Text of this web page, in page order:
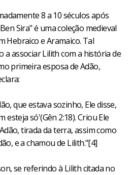
8 a 10 séculos após
Sira" é uma coleção medieval
Hebraico e Aramaico. Tal
associar Lilith com a história de
primeira esposa de Adão,
que estava sozinho, Ele disse,
esteja só'(Gên 2:18). Criou Ele
tirada da terra, assim como
e a chamou de Lilith."[4]
se referindo à Lilith citada no